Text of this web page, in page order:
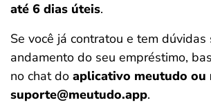
até 6 dias úteis.
Se você já contratou e tem dúvidas
andamento do seu empréstimo,
no chat do aplicativo meutudo ou
suporte@meutudo.app.